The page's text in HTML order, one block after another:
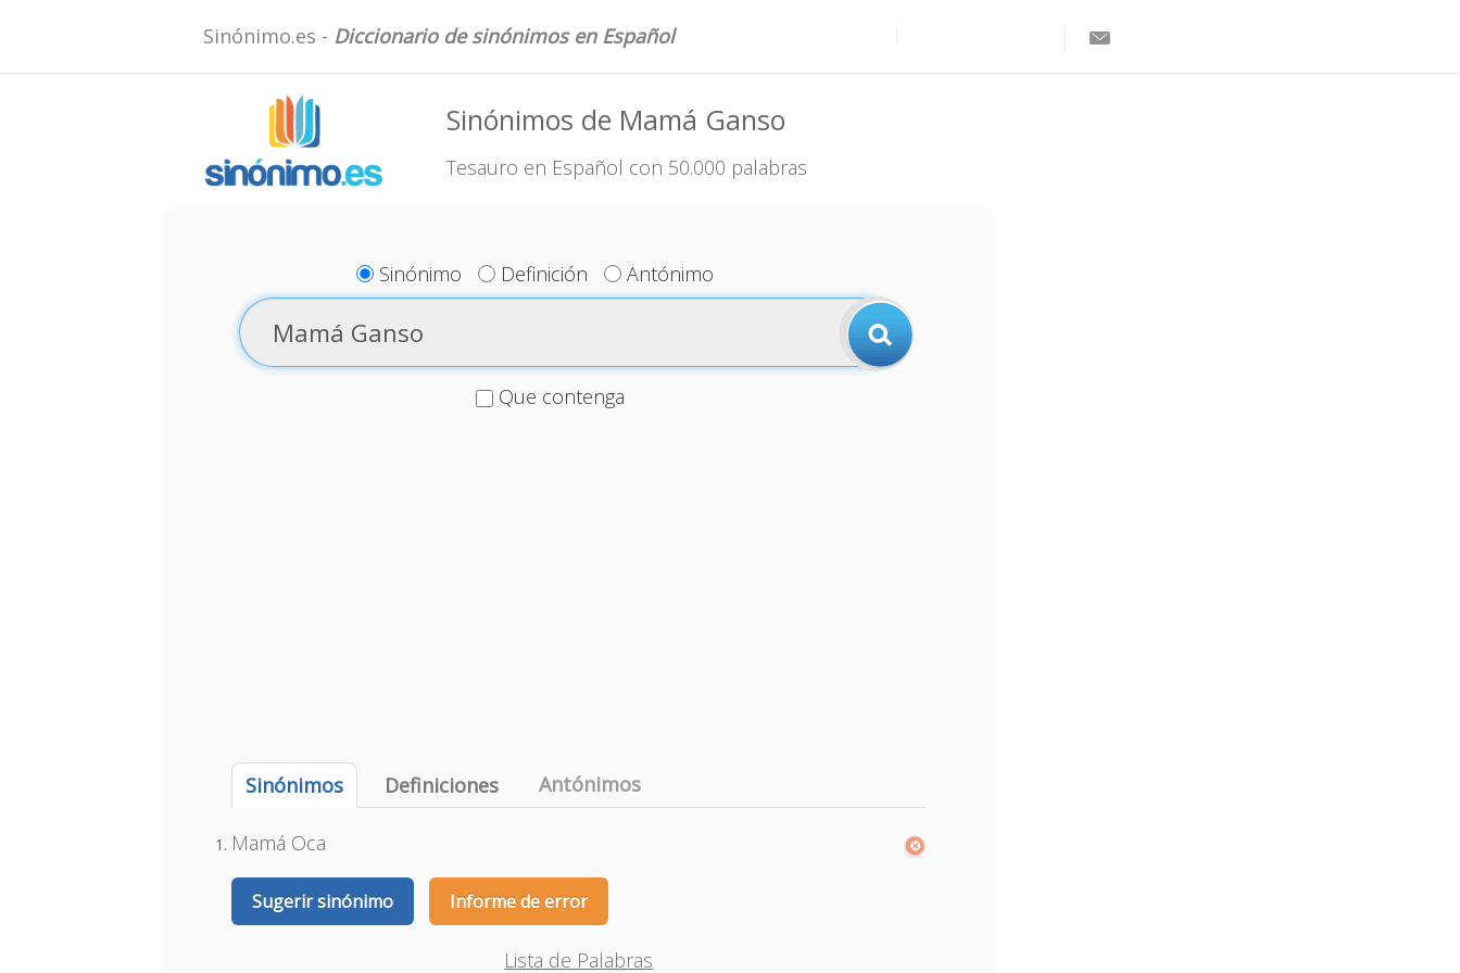
Sinónimo.es - Diccionario de sinónimos en Español
Sinónimos de Mamá Ganso
Tesauro en Español con 50.000 palabras
Sinónimo Definición Antónimo
Que contenga
Sinónimos Definiciones Antónimos
Mamá Oca
Sugerir sinónimo Informe de error
Lista de Palabras